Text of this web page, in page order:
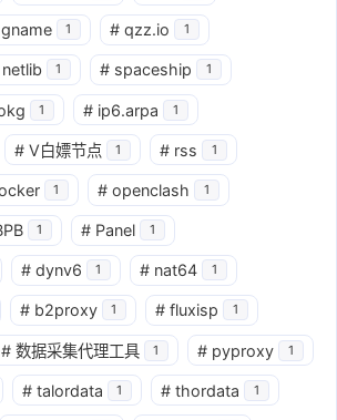
gname 1 # qzz.io 1
netlib 1 # spaceship 1
1 # ip6.arpa 1
# V白嫖节点 1 # rss 1
1 # openclash 1
1 # Panel 1
# dynv6 1 # nat64 1
# b2proxy 1 # fluxisp 1
# 数据采集代理工具 1 # pyproxy 1
# talordata 1 # thordata 1